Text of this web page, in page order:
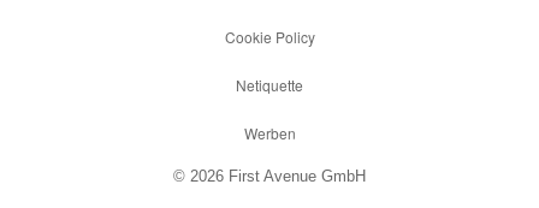
Cookie Policy
Netiquette
Werben
© 2026 First Avenue GmbH